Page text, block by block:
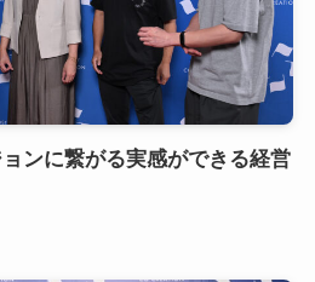
ンに繋がる実感ができる経営